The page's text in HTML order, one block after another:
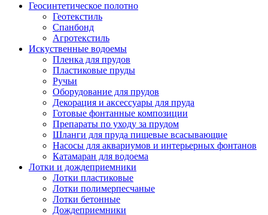
Геосинтетическое полотно
Геотекстиль
Спанбонд
Агротекстиль
Искуственные водоемы
Пленка для прудов
Пластиковые пруды
Ручьи
Оборудование для прудов
Декорация и аксессуары для пруда
Готовые фонтанные композиции
Препараты по уходу за прудом
Шланги для пруда пищевые всасывающие
Насосы для аквариумов и интерьерных фонтанов
Катамаран для водоема
Лотки и дождеприемники
Лотки пластиковые
Лотки полимерпесчаные
Лотки бетонные
Дождеприемники